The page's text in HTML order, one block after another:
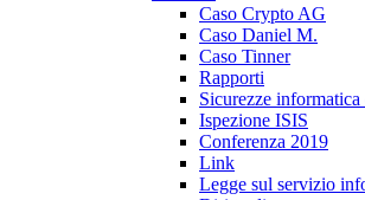
Caso Crypto AG
Caso Daniel M.
Caso Tinner
Rapporti
Sicurezze
Ispezione ISIS
Conferenza 2019
Link
Legge sul servizio